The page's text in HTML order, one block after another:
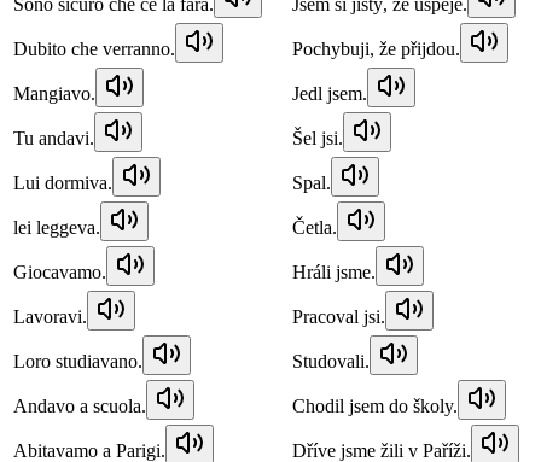
Dubito che verranno. Pochybuji, že přijdou.
Mangiavo. Jedl jsem.
Tu andavi. Šel jsi.
Lui dormiva. Spal.
lei leggeva. Četla.
Giocavamo. Hráli jsme.
Lavoravi. Pracoval jsi.
Loro studiavano. Studovali.
Andavo a scuola. Chodil jsem do školy.
Abitavamo a Parigi. Dříve jsme žili v Paříži.